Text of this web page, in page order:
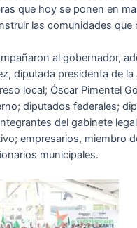
que hoy se ponen en
las comunidades que
al gobernador,
diputada presidenta de la
local; Óscar Pimentel
diputados federales;
del gabinete
empresarios, miembro
municipales.